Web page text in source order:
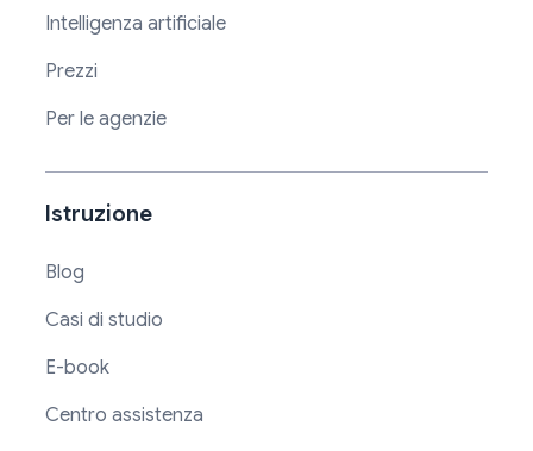
Intelligenza artificiale
Prezzi
Per le agenzie
Istruzione
Blog
Casi di studio
E-book
Centro assistenza